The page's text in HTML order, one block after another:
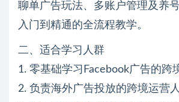
聊单广告玩法、多账户管理及养
入门到精通的全流程教学。
二、适合学习人群
1. 零基础学习Facebook广告的跨
2. 负责海外广告投放的跨境运营